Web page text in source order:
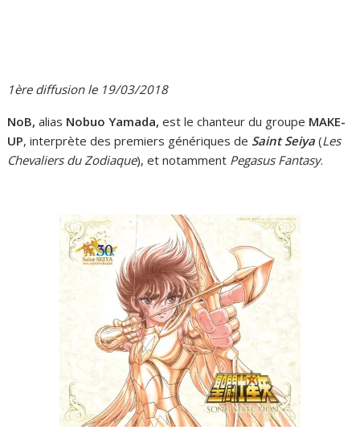
1ère diffusion le 19/03/2018
NoB,alias Nobuo Yamada, est le chanteur du groupe MAKE-
UP, interprète des premiers génériques de Saint Seiya (Les
Chevaliers du Zodiaque), et notamment Pegasus Fantasy.